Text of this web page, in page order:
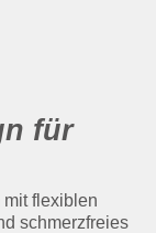
für
flexiblen
schmerzfreies